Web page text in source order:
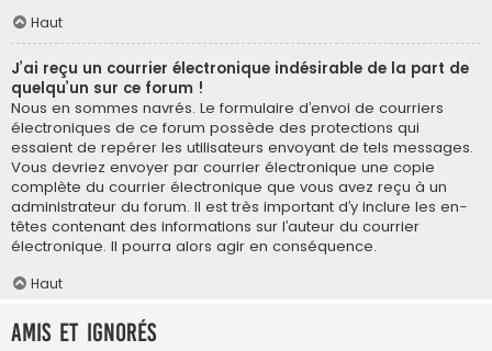
Haut
J’ai reçu un courrier électronique indésirable de la part de
quelqu’un sur ce forum !
Nous en sommes navrés. Le formulaire d’envoi de courriers
électroniques de ce forum possède des protections qui
essaient de repérer les utilisateurs envoyant de tels messages.
Vous devriez envoyer par courrier électronique une copie
complète du courrier électronique que vous avez reçu à un
administrateur du forum. Il est très important d’y inclure les en-
têtes contenant des informations sur l’auteur du courrier
électronique. Il pourra alors agir en conséquence.
Haut
Amis et ignorés